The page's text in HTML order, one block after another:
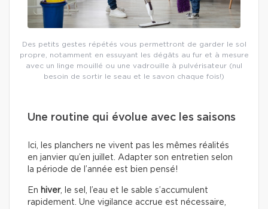
Des petits gestes répétés vous permettront de garder le sol
propre, notamment en essuyant les dégâts au fur et à mesure
avec un linge mouillé ou une vadrouille à pulvérisateur (nul
besoin de sortir le seau et le savon chaque fois!)
Une routine qui évolue avec les saisons
Ici, les planchers ne vivent pas les mêmes réalités
en janvier qu’en juillet. Adapter son entretien selon
la période de l’année est bien pensé!
En hiver, le sel, l’eau et le sable s’accumulent
rapidement. Une vigilance accrue est nécessaire,